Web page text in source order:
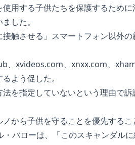
用する子供たちを保護するため
した。
触させる」スマートフォン以外
、xvideos.com、xnxx.com、
よう促した。
を指定していないという理由で
から子供を守ることを優先するこ
バローは、「このスキャンダル